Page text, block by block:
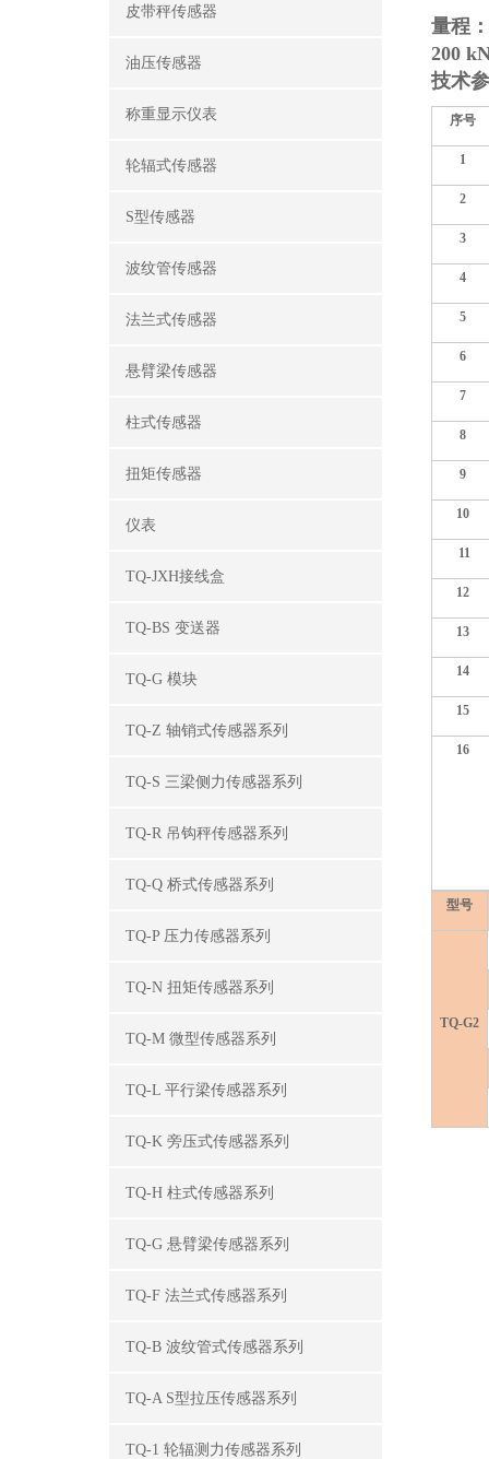
皮带秤传感器
油压传感器
称重显示仪表
轮辐式传感器
S型传感器
波纹管传感器
法兰式传感器
悬臂梁传感器
柱式传感器
扭矩传感器
仪表
TQ-JXH接线盒
TQ-BS 变送器
TQ-G 模块
TQ-Z 轴销式传感器系列
TQ-S 三梁侧力传感器系列
TQ-R 吊钩秤传感器系列
TQ-Q 桥式传感器系列
TQ-P 压力传感器系列
TQ-N 扭矩传感器系列
TQ-M 微型传感器系列
TQ-L 平行梁传感器系列
TQ-K 旁压式传感器系列
TQ-H 柱式传感器系列
TQ-G 悬臂梁传感器系列
TQ-F 法兰式传感器系列
TQ-B 波纹管式传感器系列
TQ-A S型拉压传感器系列
TQ-1 轮辐测力传感器系列
量程
200
技术
序号
1
2
3
4
5
6
7
8
9
10
11
12
13
14
15
16
型号
TQ-G2